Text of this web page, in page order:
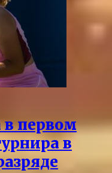
в первом
в